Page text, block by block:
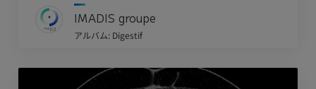
IMADIS groupe
アルバム: Digestif